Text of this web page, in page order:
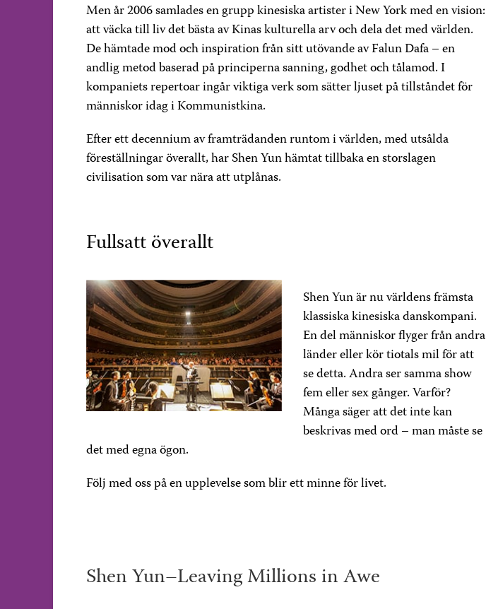
Men år 2006 samlades en grupp kinesiska artister i New York med en vision:
att väcka till liv det bästa av Kinas kulturella arv och dela det med världen.
De hämtade mod och inspiration från sitt utövande av Falun Dafa – en
andlig metod baserad på principerna sanning, godhet och tålamod. I
kompaniets repertoar ingår viktiga verk som sätter ljuset på tillståndet för
människor idag i Kommunistkina.
Efter ett decennium av framträdanden runtom i världen, med utsålda
föreställningar överallt, har Shen Yun hämtat tillbaka en storslagen
civilisation som var nära att utplånas.
Fullsatt överallt
Shen Yun är nu världens främsta
klassiska kinesiska danskompani.
En del människor flyger från andra
länder eller kör tiotals mil för att
se detta. Andra ser samma show
fem eller sex gånger. Varför?
Många säger att det inte kan
beskrivas med ord – man måste se
det med egna ögon.
Följ med oss på en upplevelse som blir ett minne för livet.
Shen Yun–Leaving Millions in Awe